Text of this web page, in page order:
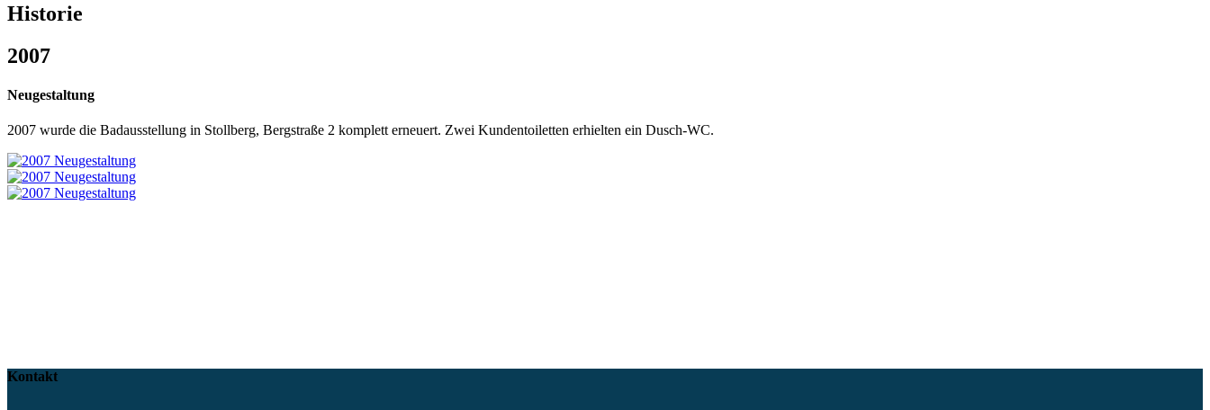
Historie
2007
Neugestaltung
2007 wurde die Badausstellung in Stollberg, Bergstraße 2 komplett erneuert. Zwei Kundentoiletten erhielten ein Dusch-WC.
Kontakt